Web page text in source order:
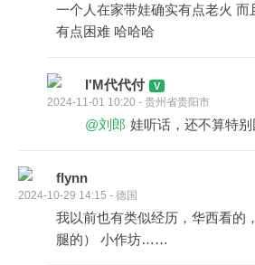
一个人在家带娃确实有点老火 而
有点困难 哈哈哈
I'M代代付
2024-11-01 10:20 - 贵州省贵阳市
@刘郎 娃听话，还不算特别
flynn
2024-10-29 14:15 - 德国
我以前也有类似经历，华西看的
腿的） 小作坊……